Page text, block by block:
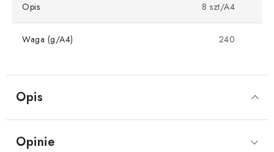
Opis
Opis 8 szt/A4
Waga (g/A4) 240
Opinie